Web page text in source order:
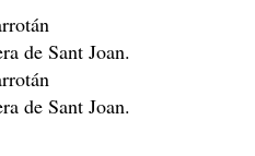
de Sant Joan.
de Sant Joan.